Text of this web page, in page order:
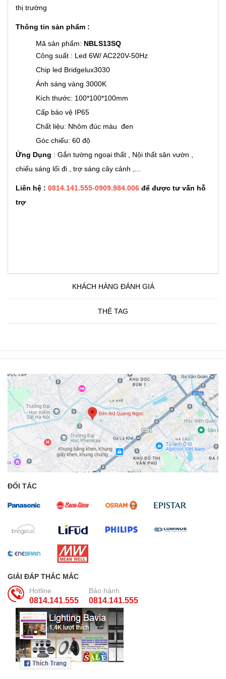
thị trường
Thông tin sản phẩm :
Mã sản phẩm: NBLS13SQ
Công suất : Led 6W/ AC220V-50Hz
Chip led Bridgelux3030
Ánh sáng vàng 3000K
Kích thước: 100*100*100mm
Cấp bảo vệ IP65
Chất liệu: Nhôm đúc màu đen
Góc chiếu: 60 độ
Ứng Dụng : Gắn tường ngoại thất , Nội thất sân vườn ,
chiếu sáng lối đi , trợ sáng cây cảnh ,...
Liên hệ : 0814.141.555-0909.984.006 để được tư vấn hỗ
trợ
KHÁCH HÀNG ĐÁNH GIÁ
THẺ TAG
ĐỐI TÁC
GIẢI ĐÁP THẮC MẮC
Hotline
0814.141.555
Bảo hành
0814.141.555